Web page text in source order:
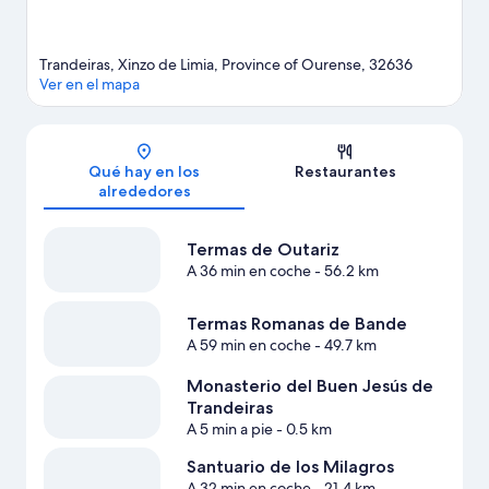
Trandeiras, Xinzo de Limia, Province of Ourense, 32636
Ver en el mapa
Qué hay en los
alrededores
Restaurantes
Termas de Outariz
A 36 min en coche- 56.2 km
Termas Romanas de Bande
A 59 min en coche- 49.7 km
Monasterio del Buen Jesús de
Trandeiras
A 5 min a pie- 0.5 km
Santuario de los Milagros